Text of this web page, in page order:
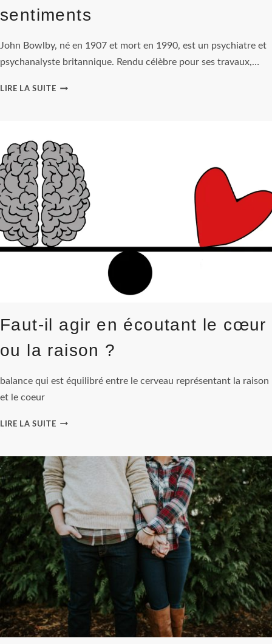
sentiments
John Bowlby, né en 1907 et mort en 1990, est un psychiatre et
psychanalyste britannique. Rendu célèbre pour ses travaux,…
LIRE LA SUITELA
MIEUX
COMPRENDRE
SES
SENTIMENTS
Faut-il agir en écoutant le cœur
ou la raison ?
balance qui est équilibré entre le cerveau représentant la raison
et le coeur
LIRE LA SUITEFAUT-
EN
ÉCOUTANT
LE
CŒUR
OU
LA
RAISON
?